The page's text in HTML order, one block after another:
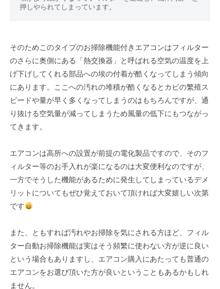
押しやられてしまっています。
そのためこのタイプのお掃除機能付きエアコンはフィルター
のさらに奥側にある「熱交換器」と呼ばれる空気の温度を上
げ下げしてくれる部品への埃の付着が酷くなってしまう傾向
にあります。ここへの汚れの堆積が酷くなるとカビの繁殖ス
ピードや量が早く多くなってしまうのはもちろんですが、通
り抜ける空気量が減ってしまうため風量の低下にもつながっ
てきます。
エアコンは高所への設置が前提の電化製品ですので、そのフ
ィルター等のお手入れが楽になるのは大変便利なのですが、
一方でそうした機能があるために発生してしまっているデメ
リットについてもぜひ覚えておいて頂ければ大変嬉しい次第
です
また、ともすれば汚れやお掃除を気にされる方ほど、フィル
ター自動お掃除機能は実はそう頻繁に使わない方が逆に良い
という場合もありますし、エアコン購入にあたっても普通の
エアコンをお選び頂いた方が良いということもあるかもしれ
ません。